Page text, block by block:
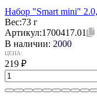
Набор "Smart mini"
Вес:73 г
Артикул:1700417.01
В наличии: 2000
ЦЕНА:
219 ₽